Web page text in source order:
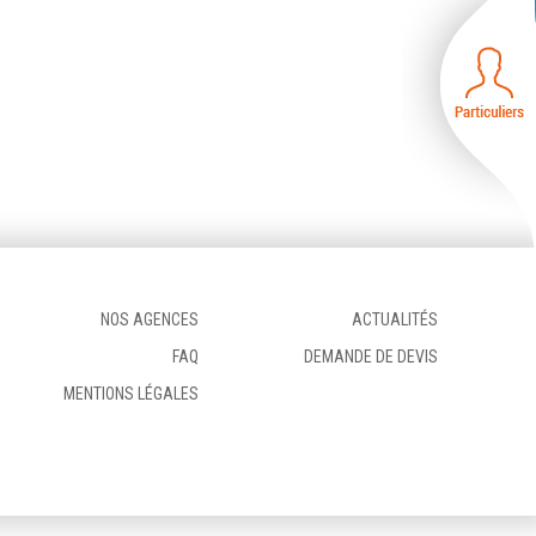
NOS AGENCES
ACTUALITÉS
FAQ
DEMANDE DE DEVIS
MENTIONS LÉGALES